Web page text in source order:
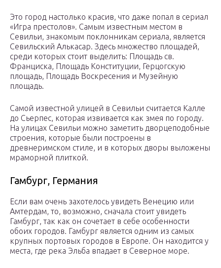
Это город настолько красив, что даже попал в сериал
«Игра престолов». Самым известным местом в
Севильи, знакомым поклонникам сериала, является
Севильский Алькасар. Здесь множество площадей,
среди которых стоит выделить: Площадь св.
Франциска, Площадь Конституции, Герцогскую
площадь, Площадь Воскресения и Музейную
площадь.
Самой известной улицей в Севильи считается Калле
до Сьерпес, которая извивается как змея по городу.
На улицах Севильи можно заметить дворцеподобные
строения, которые были построены в
древнеримском стиле, и в которых дворы выложены
мраморной плиткой.
Гамбург, Германия
Если вам очень захотелось увидеть Венецию или
Амтердам, то, возможно, сначала стоит увидеть
Гамбург, так как он сочетает в себе особенности
обоих городов. Гамбург является одним из самых
крупных портовых городов в Европе. Он находится у
места, где река Эльба впадает в Северное море.